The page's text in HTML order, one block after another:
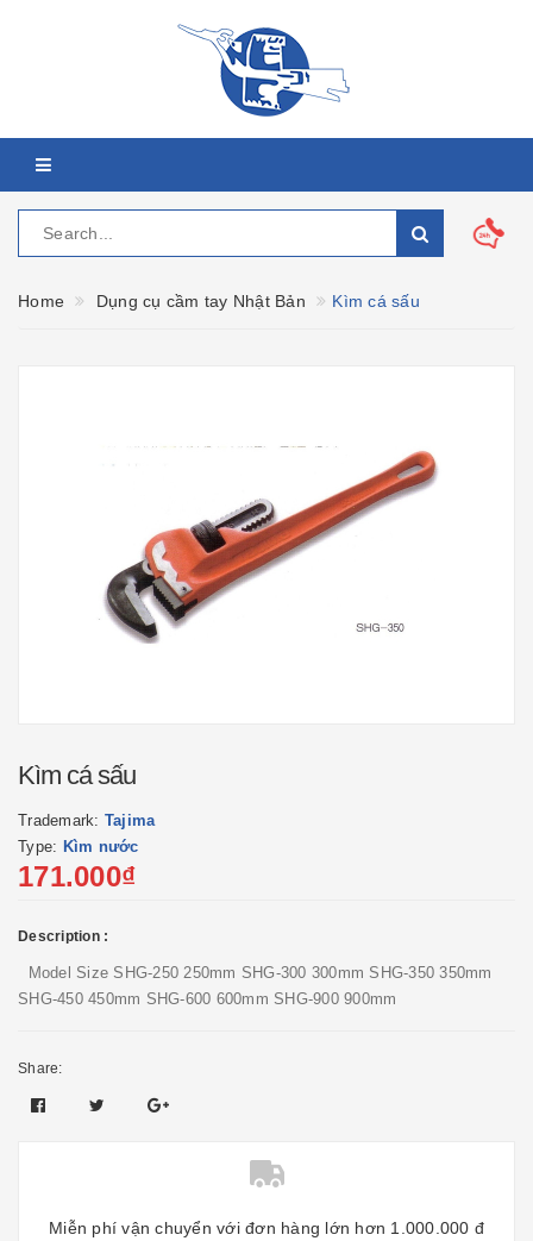
Home Dụng cụ cầm tay Nhật Bản Kìm cá sấu
Kìm cá sấu
Trademark: Tajima
Type: Kìm nước
171.000₫
Description :
Model Size SHG-250 250mm SHG-300 300mm SHG-350 350mm
SHG-450 450mm SHG-600 600mm SHG-900 900mm
Share:
Miễn phí vận chuyển với đơn hàng lớn hơn 1.000.000 đ